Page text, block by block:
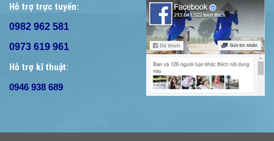
Hỗ trợ trực tuyến:
0982 962 581
0973 619 961
Hỗ trợ kĩ thuật:
0946 938 689